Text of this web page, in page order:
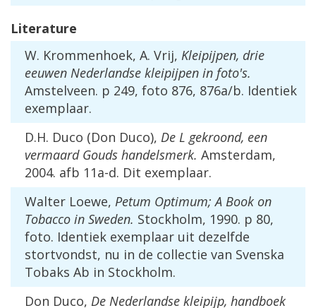
Literature
W. Krommenhoek, A. Vrij, Kleipijpen, drie
eeuwen Nederlandse kleipijpen in foto's.
Amstelveen. p 249, foto 876, 876a/b. Identiek
exemplaar.
D.H. Duco (Don Duco), De L gekroond, een
vermaard Gouds handelsmerk. Amsterdam,
2004. afb 11a-d. Dit exemplaar.
Walter Loewe, Petum Optimum;A Book on
Tobacco in Sweden. Stockholm, 1990. p 80,
foto. Identiek exemplaar uit dezelfde
stortvondst, nu in de collectie van Svenska
Tobaks Ab in Stockholm.
Don Duco, De Nederlandse kleipijp, handboek